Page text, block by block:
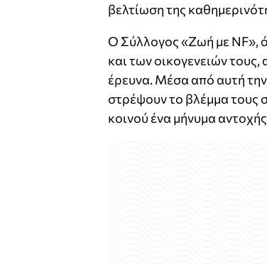
βελτίωση της
Ο Σύλλογος «Ζωή με NF»,
και των οικογενειών
έρευνα. Μέσα από αυτή την
στρέψουν το βλέμμα τους
κοινού ένα μήνυμα